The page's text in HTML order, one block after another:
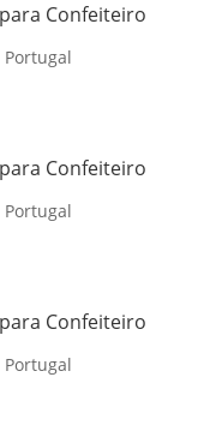
Confeiteiro
Confeiteiro
Confeiteiro